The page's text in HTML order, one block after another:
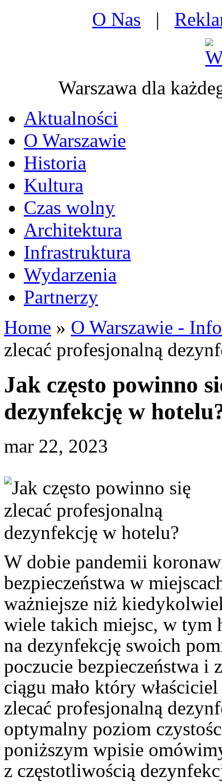
O Nas |
Warszawa dla
Aktualności
O Warszawie
Historia
Kultura
Czas wolny
Architektura
Infrastruktura
Wydarzenia
Partnerzy
Home » O Warszawie -
zlecać profesjonalną
Jak często powinno
dezynfekcję w
mar 22, 2023
W dobie pandemii
bezpieczeństwa w
ważniejsze niż
wiele takich miejsc, w tym
na dezynfekcję swoich
poczucie bezpieczeństwa i
ciągu mało który
zlecać profesjonalną
optymalny poziom
poniższym wpisie
z częstotliwością